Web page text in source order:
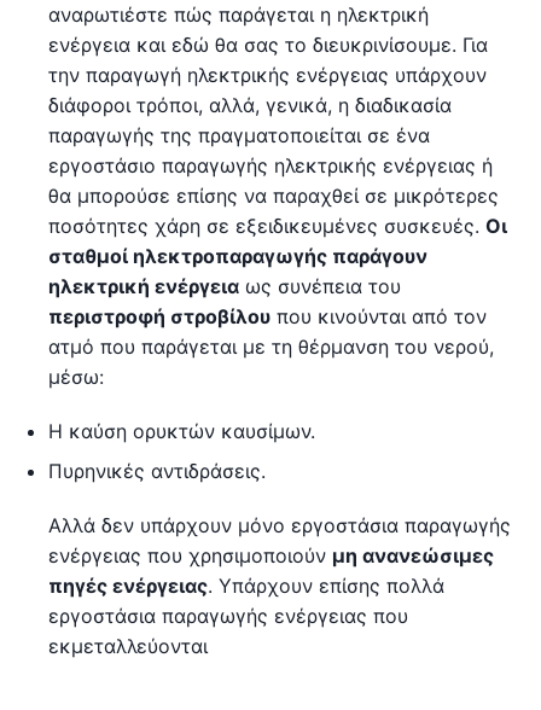
αναρωτιέστε πώς παράγεται η ηλεκτρική
ενέργεια και εδώ θα σας το διευκρινίσουμε. Για
την παραγωγή ηλεκτρικής ενέργειας υπάρχουν
διάφοροι τρόποι, αλλά, γενικά, η διαδικασία
παραγωγής της πραγματοποιείται σε ένα
εργοστάσιο παραγωγής ηλεκτρικής ενέργειας ή
θα μπορούσε επίσης να παραχθεί σε μικρότερες
ποσότητες χάρη σε εξειδικευμένες συσκευές. Οι
σταθμοί ηλεκτροπαραγωγής παράγουν
ηλεκτρική ενέργεια ως συνέπεια του
περιστροφή στροβίλου που κινούνται από τον
ατμό που παράγεται με τη θέρμανση του νερού,
μέσω:
Η καύση ορυκτών καυσίμων.
Πυρηνικές αντιδράσεις.
Αλλά δεν υπάρχουν μόνο εργοστάσια παραγωγής
ενέργειας που χρησιμοποιούν μη ανανεώσιμες
πηγές ενέργειας. Υπάρχουν επίσης πολλά
εργοστάσια παραγωγής ενέργειας που
εκμεταλλεύονται